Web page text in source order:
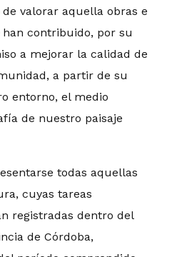
valorar aquella obras e
contribuido, por su
a mejorar la calidad de
a partir de su
entorno, el medio
de nuestro paisaje
todas aquellas
cuyas tareas
registradas dentro del
de Córdoba,